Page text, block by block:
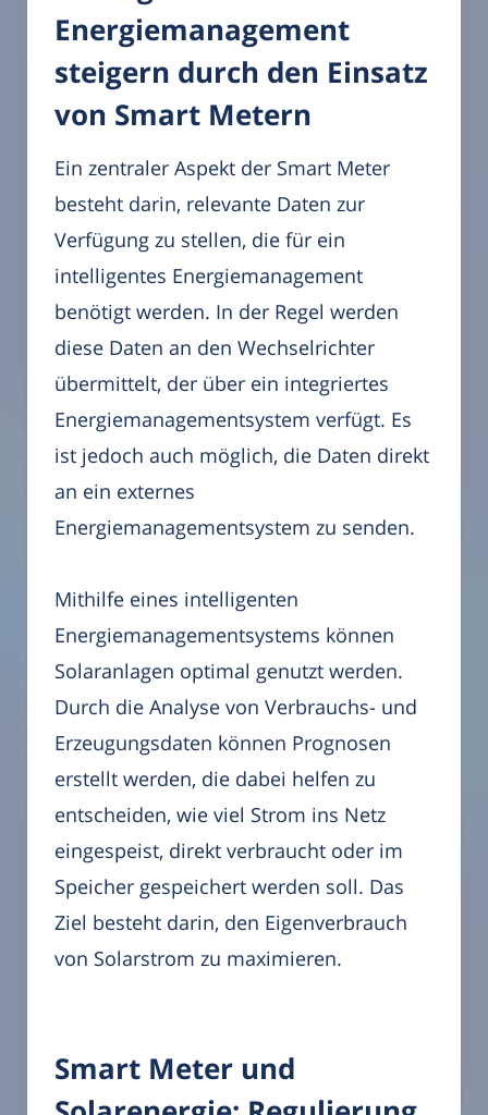
Energiemanagement
steigern durch den Einsatz
von Smart Metern
Ein zentraler Aspekt der Smart Meter
besteht darin, relevante Daten zur
Verfügung zu stellen, die für ein
intelligentes Energiemanagement
benötigt werden. In der Regel werden
diese Daten an den Wechselrichter
übermittelt, der über ein integriertes
Energiemanagementsystem verfügt. Es
ist jedoch auch möglich, die Daten direkt
an ein externes
Energiemanagementsystem zu senden.
Mithilfe eines intelligenten
Energiemanagementsystems können
Solaranlagen optimal genutzt werden.
Durch die Analyse von Verbrauchs- und
Erzeugungsdaten können Prognosen
erstellt werden, die dabei helfen zu
entscheiden, wie viel Strom ins Netz
eingespeist, direkt verbraucht oder im
Speicher gespeichert werden soll. Das
Ziel besteht darin, den Eigenverbrauch
von Solarstrom zu maximieren.
Smart Meter und